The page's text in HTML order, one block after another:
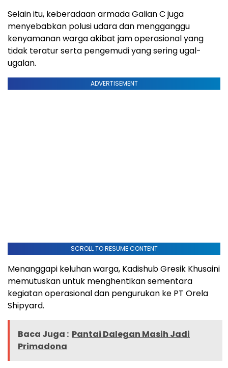
Selain itu, keberadaan armada Galian C juga
menyebabkan polusi udara dan mengganggu
kenyamanan warga akibat jam operasional yang
tidak teratur serta pengemudi yang sering ugal-
ugalan.
ADVERTISEMENT
SCROLL TO RESUME CONTENT
Menanggapi keluhan warga, Kadishub Gresik Khusaini
memutuskan untuk menghentikan sementara
kegiatan operasional dan pengurukan ke PT Orela
Shipyard.
Baca Juga : Pantai Dalegan Masih Jadi
Primadona